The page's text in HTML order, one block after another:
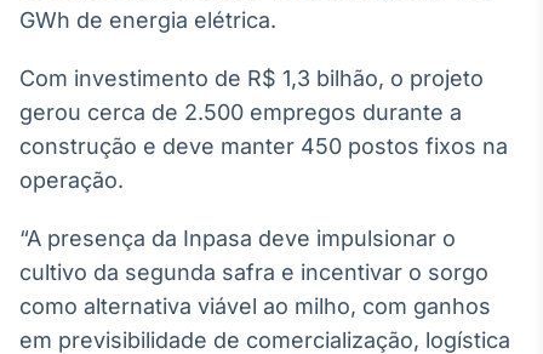
negociação de
Broadcast
Datafeed
conteúdos e
dados
Broadcast
Ticker
GWh de energia elétrica.
Com investimento de R$ 1,3 bilhão, o projeto
gerou cerca de 2.500 empregos durante a
construção e deve manter 450 postos fixos na
operação.
“A presença da Inpasa deve impulsionar o
cultivo da segunda safra e incentivar o sorgo
como alternativa viável ao milho, com ganhos
em previsibilidade de comercialização, logística